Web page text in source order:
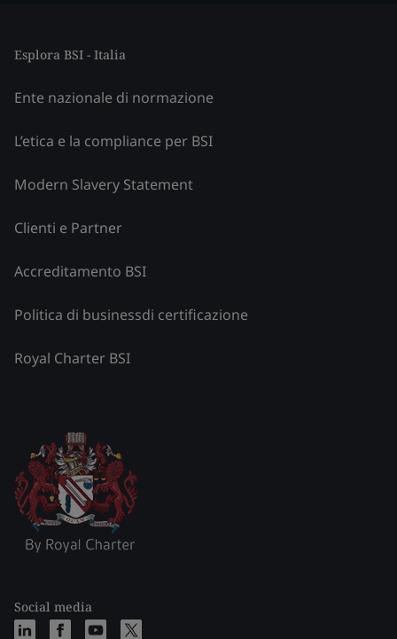
Esplora BSI - Italia
Ente nazionale di normazione
L’etica e la compliance per BSI
Modern Slavery Statement
Clienti e Partner
Accreditamento BSI
Politica di businessdi certificazione
Royal Charter BSI
Social media